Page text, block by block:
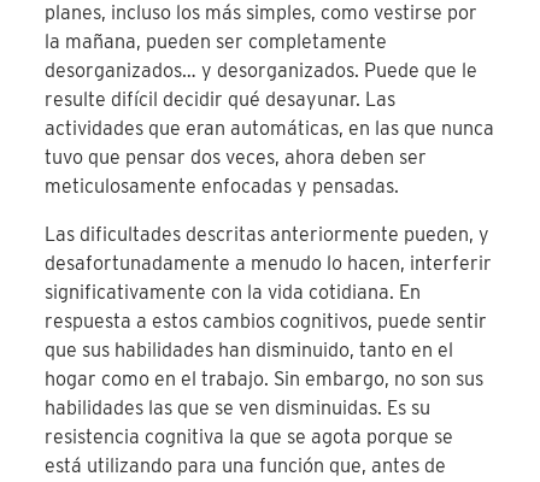
planes, incluso los más simples, como vestirse por
la mañana, pueden ser completamente
desorganizados… y desorganizados. Puede que le
resulte difícil decidir qué desayunar. Las
actividades que eran automáticas, en las que nunca
tuvo que pensar dos veces, ahora deben ser
meticulosamente enfocadas y pensadas.
Las dificultades descritas anteriormente pueden, y
desafortunadamente a menudo lo hacen, interferir
significativamente con la vida cotidiana. En
respuesta a estos cambios cognitivos, puede sentir
que sus habilidades han disminuido, tanto en el
hogar como en el trabajo. Sin embargo, no son sus
habilidades las que se ven disminuidas. Es su
resistencia cognitiva la que se agota porque se
está utilizando para una función que, antes de